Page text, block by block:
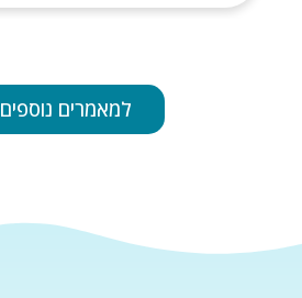
למאמרים נוספים